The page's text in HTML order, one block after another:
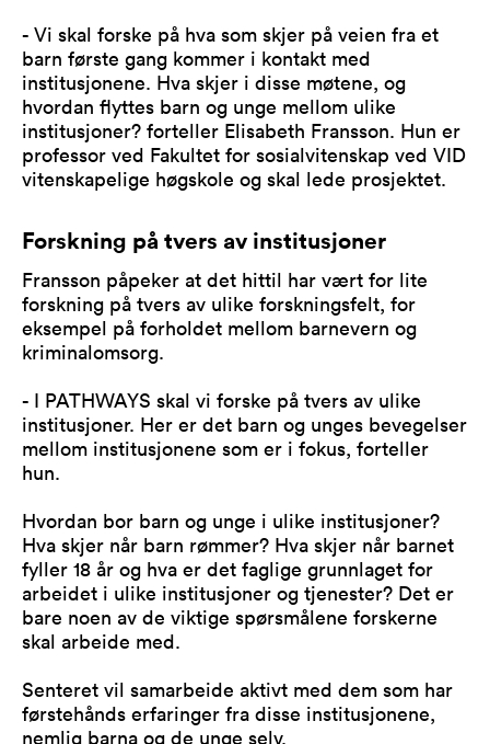
- Vi skal forske på hva som skjer på veien fra et
barn første gang kommer i kontakt med
institusjonene. Hva skjer i disse møtene, og
hvordan flyttes barn og unge mellom ulike
institusjoner? forteller Elisabeth Fransson. Hun er
professor ved Fakultet for sosialvitenskap ved VID
vitenskapelige høgskole og skal lede prosjektet.
Forskning på tvers av institusjoner
Fransson påpeker at det hittil har vært for lite
forskning på tvers av ulike forskningsfelt, for
eksempel på forholdet mellom barnevern og
kriminalomsorg.
- I PATHWAYS skal vi forske på tvers av ulike
institusjoner. Her er det barn og unges bevegelser
mellom institusjonene som er i fokus, forteller
hun.
Hvordan bor barn og unge i ulike institusjoner?
Hva skjer når barn rømmer? Hva skjer når barnet
fyller 18 år og hva er det faglige grunnlaget for
arbeidet i ulike institusjoner og tjenester? Det er
bare noen av de viktige spørsmålene forskerne
skal arbeide med.
Senteret vil samarbeide aktivt med dem som har
førstehånds erfaringer fra disse institusjonene,
nemlig barna og de unge selv.